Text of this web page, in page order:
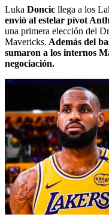
Luka Doncic llega a los
envió al estelar pívot
una primera elección del
Mavericks. Además del
sumaron a los internos
negociación.